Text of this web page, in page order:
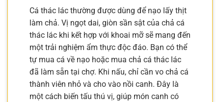
Cá thác lác thường được dùng để nạo lấy thịt
làm chả. Vị ngọt dai, giòn sần sật của chả cá
thác lác khi kết hợp với khoai mỡ sẽ mang đến
một trải nghiệm ẩm thực độc đáo. Bạn có thể
tự mua cá về nạo hoặc mua chả cá thác lác
đã làm sẵn tại chợ. Khi nấu, chỉ cần vo chả cá
thành viên nhỏ và cho vào nồi canh. Đây là
một cách biến tấu thú vị, giúp món canh có